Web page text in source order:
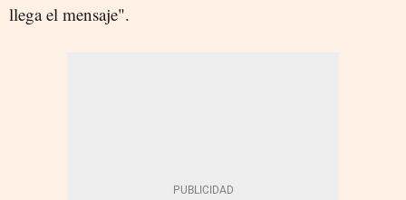
llega el mensaje".